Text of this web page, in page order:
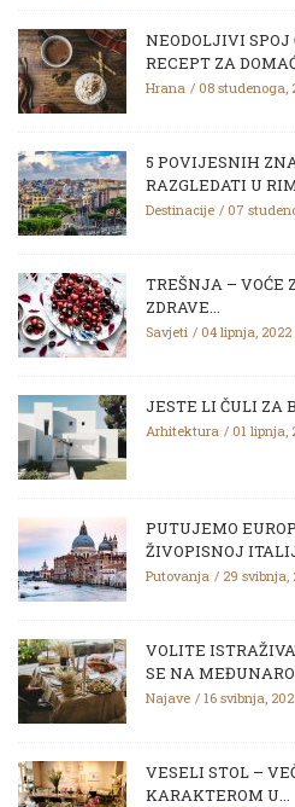
NEODOLJIVI SPOJ
RECEPT ZA
Hrana 08 studenoga,
5 POVIJESNIH
RAZGLEDATI U
Destinacije 07
TREŠNJA – VOĆE
ZDRAVE...
Savjeti 04 lipnja, 2022
JESTE LI ČULI ZA
Arhitektura 01 lipnja,
PUTUJEMO
ŽIVOPISNOJ
Putovanja 29 svibnja,
VOLITE
SE NA
Najave 16 svibnja,
VESELI STOL –
KARAKTEROM U...